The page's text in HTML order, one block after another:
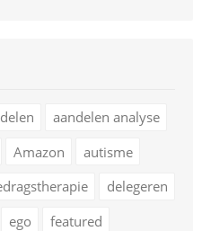
aandelen analyse
Amazon
autisme
delegeren
ego
featured